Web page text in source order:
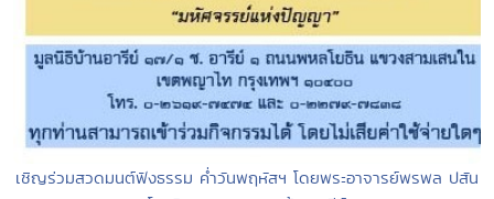
เชิญร่วมสวดมนต์ฟังธรรม ค่ำวันพฤหัสฯ โดยพระอาจารย์พรพล ปสัน